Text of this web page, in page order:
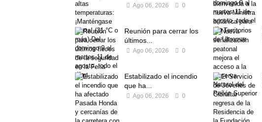
Ago 06, 2026 0
Reunión para cerrar los
últimos...
Ago 06, 2026 0
Estabilizado el incendio
que ha...
Ago 06, 2026 0